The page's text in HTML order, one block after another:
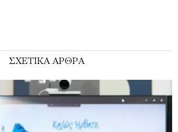
ΣΧΕΤΙΚΑ ΑΡΘΡΑ